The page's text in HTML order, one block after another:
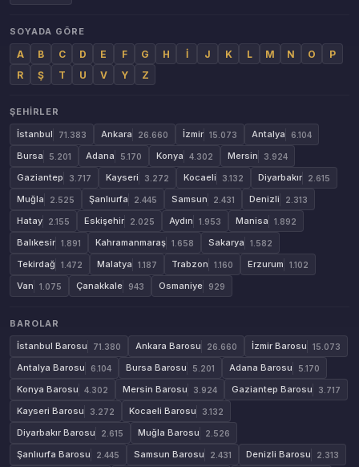
SOYADA GÖRE
A B C D E F G H İ J K L M N O
P
R
Ş T U V Y Z
ŞEHIRLER
İstanbul
71.383 Ankara 26.660 İzmir 15.073 Antalya 6.104
Bursa 5.201 Adana 5.170 Konya 4.302 Mersin 3.924
Gaziantep 3.717 Kayseri 3.272 Kocaeli 3.132 Diyarbakır 2.615
Muğla 2.525 Şanlıurfa 2.445 Samsun 2.431 Denizli 2.313
Hatay 2.155 Eskişehir 2.025 Aydın 1.953 Manisa 1.892
Balıkesir 1.891 Kahramanmaraş 1.658 Sakarya 1.582
Tekirdağ 1.472 Malatya 1.187 Trabzon 1.160 Erzurum 1.102
Van 1.075 Çanakkale 943 Osmaniye 929
BAROLAR
İstanbul Barosu
71.380 Ankara Barosu 26.660 İzmir Barosu 15.073
Antalya Barosu 6.104 Bursa Barosu 5.201 Adana Barosu 5.170
Konya Barosu 4.302 Mersin Barosu 3.924 Gaziantep Barosu 3.717
Kayseri Barosu 3.272 Kocaeli Barosu 3.132
Diyarbakır Barosu 2.615 Muğla Barosu 2.526
Şanlıurfa Barosu 2.445 Samsun Barosu 2.431 Denizli Barosu 2.313